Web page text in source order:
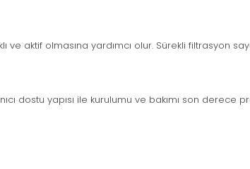
ve aktif olmasına yardımcı olur. Sürekli filtrasyon
dostu yapısı ile kurulumu ve bakımı son derece